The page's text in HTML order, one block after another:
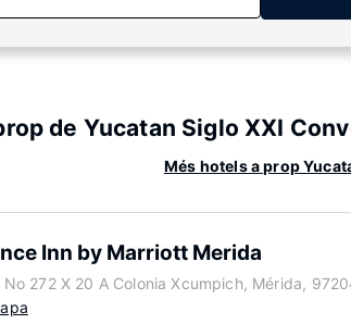
de Yucatan Siglo XXI
Més hotels a prop
Inn by Marriott Merida
No 272 X 20 A Colonia Xcumpich, Mérida,